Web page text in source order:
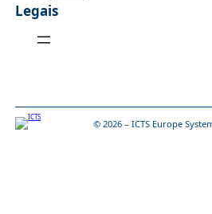
Legais
© 2026 – ICTS Europe